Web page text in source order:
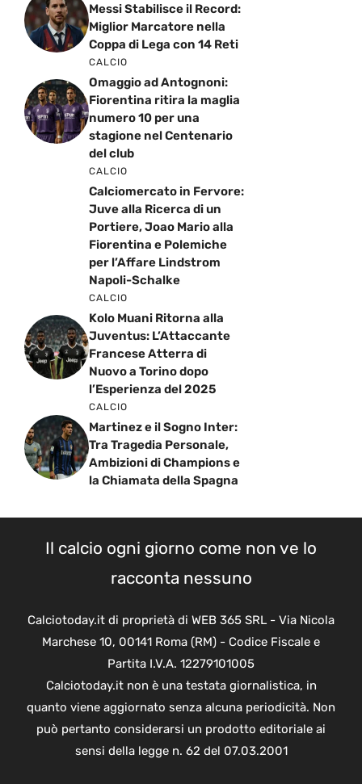
Messi Stabilisce il Record:
Miglior Marcatore nella
Coppa di Lega con 14 Reti
CALCIO
Omaggio ad Antognoni:
Fiorentina ritira la maglia
numero 10 per una
stagione nel Centenario
del club
CALCIO
Calciomercato in Fervore:
Juve alla Ricerca di un
Portiere, Joao Mario alla
Fiorentina e Polemiche
per l’Affare Lindstrom
Napoli-Schalke
CALCIO
Kolo Muani Ritorna alla
Juventus: L’Attaccante
Francese Atterra di
Nuovo a Torino dopo
l’Esperienza del 2025
CALCIO
Martinez e il Sogno Inter:
Tra Tragedia Personale,
Ambizioni di Champions e
la Chiamata della Spagna
Il calcio ogni giorno come non ve lo
racconta nessuno
Calciotoday.it di proprietà di WEB 365 SRL - Via Nicola
Marchese 10, 00141 Roma (RM) - Codice Fiscale e
Partita I.V.A. 12279101005
Calciotoday.it non è una testata giornalistica, in
quanto viene aggiornato senza alcuna periodicità. Non
può pertanto considerarsi un prodotto editoriale ai
sensi della legge n. 62 del 07.03.2001